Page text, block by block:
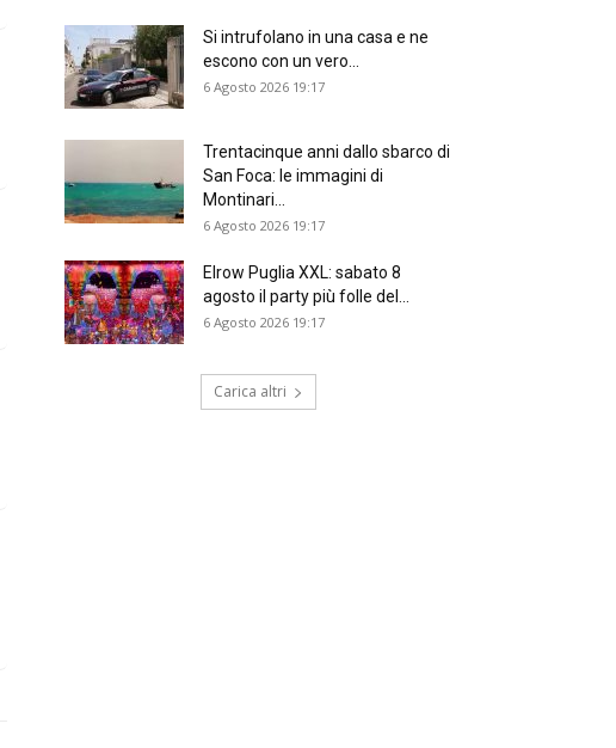
Si intrufolano in una casa e ne
escono con un vero...
6 Agosto 2026 19:17
Trentacinque anni dallo sbarco di
San Foca: le immagini di
Montinari...
6 Agosto 2026 19:17
Elrow Puglia XXL: sabato 8
agosto il party più folle del...
6 Agosto 2026 19:17
Carica altri